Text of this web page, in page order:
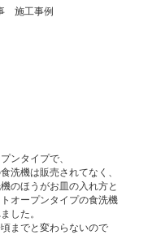
施工事例
ンタイプで、
洗機は販売されてなく、
のほうがお皿の入れ方と
オープンタイプの食洗機
ました。
までと変わらないので